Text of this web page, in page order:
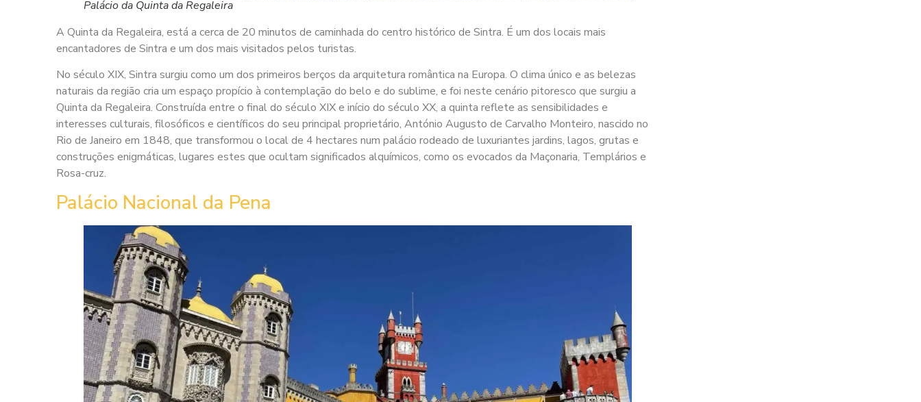
Palácio da Quinta da Regaleira
A Quinta da Regaleira, está a cerca de 20 minutos de caminhada do centro histórico de Sintra. É um dos locais mais
encantadores de Sintra e um dos mais visitados pelos turistas.
No século XIX, Sintra surgiu como um dos primeiros berços da arquitetura romântica na Europa. O clima único e as belezas
naturais da região cria um espaço propício à contemplação do belo e do sublime, e foi neste cenário pitoresco que surgiu a
Quinta da Regaleira. Construída entre o final do século XIX e início do século XX, a quinta reflete as sensibilidades e
interesses culturais, filosóficos e científicos do seu principal proprietário, António Augusto de Carvalho Monteiro, nascido no
Rio de Janeiro em 1848, que transformou o local de 4 hectares num palácio rodeado de luxuriantes jardins, lagos, grutas e
construções enigmáticas, lugares estes que ocultam significados alquímicos, como os evocados da Maçonaria, Templários e
Rosa-cruz.
Palácio Nacional da Pena